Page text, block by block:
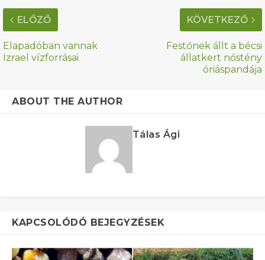
ELŐZŐ
Elapadóban vannak
Izrael vízforrásai
KÖVETKEZŐ
Festőnek állt a bécsi
állatkert nőstény
óriáspandája
ABOUT THE AUTHOR
Tálas Ági
KAPCSOLÓDÓ BEJEGYZÉSEK